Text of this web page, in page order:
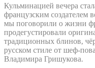
связанных с
Предоставить
персонализированную
Кульминацией вечера
французским
мы поговорили о жизни
продегустировали
традиционных блинов,
русском стиле от шеф-
Владимира Гришукова.